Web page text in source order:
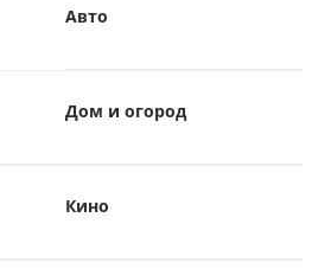
Авто
Дом и огород
Кино